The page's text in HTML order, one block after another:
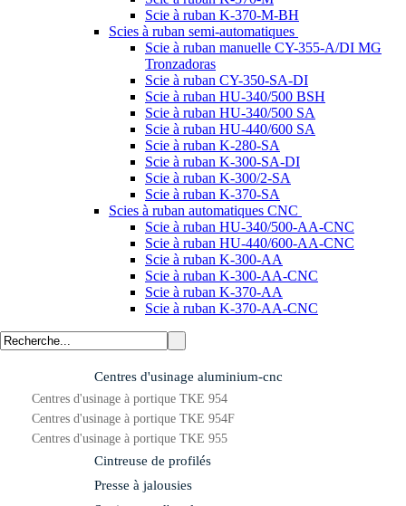
Scie à ruban K-370-M-BH
Scies à ruban semi-automatiques
Scie à ruban manuelle CY-355-A/DI MG
Tronzadoras
Scie à ruban CY-350-SA-DI
Scie à ruban HU-340/500 BSH
Scie à ruban HU-340/500 SA
Scie à ruban HU-440/600 SA
Scie à ruban K-280-SA
Scie à ruban K-300-SA-DI
Scie à ruban K-300/2-SA
Scie à ruban K-370-SA
Scies à ruban automatiques CNC
Scie à ruban HU-340/500-AA-CNC
Scie à ruban HU-440/600-AA-CNC
Scie à ruban K-300-AA
Scie à ruban K-300-AA-CNC
Scie à ruban K-370-AA
Scie à ruban K-370-AA-CNC
Centres d'usinage aluminium-cnc
Centres d'usinage à portique TKE 954
Centres d'usinage à portique TKE 954F
Centres d'usinage à portique TKE 955
Cintreuse de profilés
Presse à jalousies